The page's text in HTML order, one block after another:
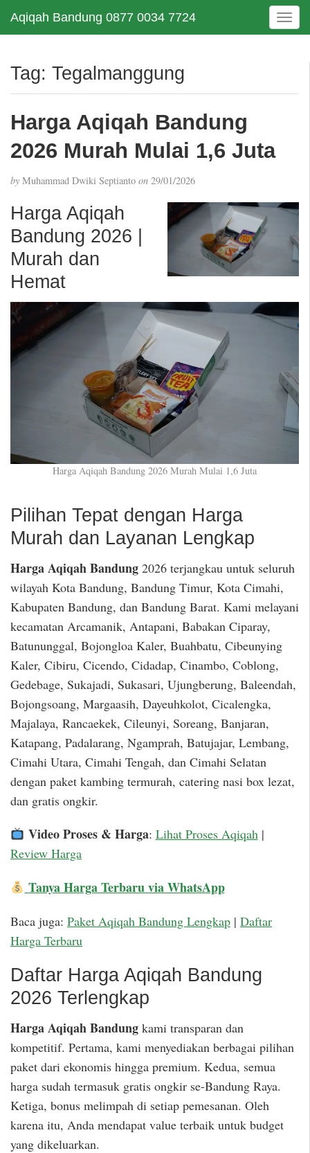
Aqiqah Bandung 0877 0034 7724
T
o
e
t
Tag: Tegalmanggung
Harga Aqiqah Bandung
2026 Murah Mulai 1,6 Juta
by Muhammad Dwiki Septianto on 29/01/2026
Harga Aqiqah
Bandung 2026 |
Murah dan
Hemat
Harga Aqiqah Bandung 2026 Murah Mulai 1,6 Juta
Pilihan Tepat dengan Harga
Murah dan Layanan Lengkap
Harga Aqiqah Bandung 2026 terjangkau untuk seluruh
wilayah Kota Bandung, Bandung Timur, Kota Cimahi,
Kabupaten Bandung, dan Bandung Barat. Kami melayani
kecamatan Arcamanik, Antapani, Babakan Ciparay,
Batununggal, Bojongloa Kaler, Buahbatu, Cibeunying
Kaler, Cibiru, Cicendo, Cidadap, Cinambo, Coblong,
Gedebage, Sukajadi, Sukasari, Ujungberung, Baleendah,
Bojongsoang, Margaasih, Dayeuhkolot, Cicalengka,
Majalaya, Rancaekek, Cileunyi, Soreang, Banjaran,
Katapang, Padalarang, Ngamprah, Batujajar, Lembang,
Cimahi Utara, Cimahi Tengah, dan Cimahi Selatan
dengan paket kambing termurah, catering nasi box lezat,
dan gratis ongkir.
Video Proses & Harga: Lihat Proses Aqiqah|
Review Harga
Tanya Harga Terbaru via WhatsApp
Baca juga: Paket Aqiqah Bandung Lengkap | Daftar
Harga Terbaru
Daftar Harga Aqiqah Bandung
2026 Terlengkap
Harga Aqiqah Bandung kami transparan dan
kompetitif. Pertama, kami menyediakan berbagai pilihan
paket dari ekonomis hingga premium. Kedua, semua
harga sudah termasuk gratis ongkir se-Bandung Raya.
Ketiga, bonus melimpah di setiap pemesanan. Oleh
karena itu, Anda mendapat value terbaik untuk budget
yang dikeluarkan.